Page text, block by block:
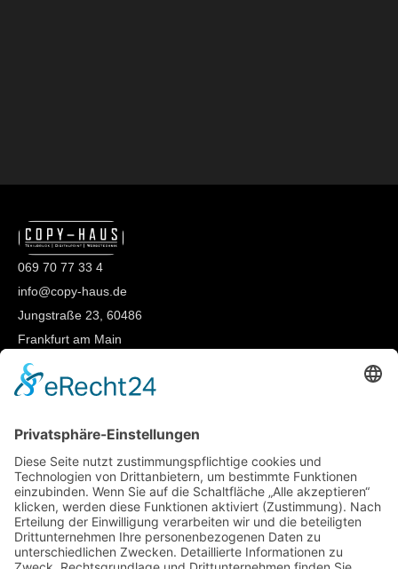
069 70 77 33 4
info@copy-haus.de
Jungstraße 23, 60486
Frankfurt am Main
Öffnungszeiten
Samstag 10:00-16:00
Und nach telefonischer Vereinbarung
Copyhaus FFM
Start
Leistungen